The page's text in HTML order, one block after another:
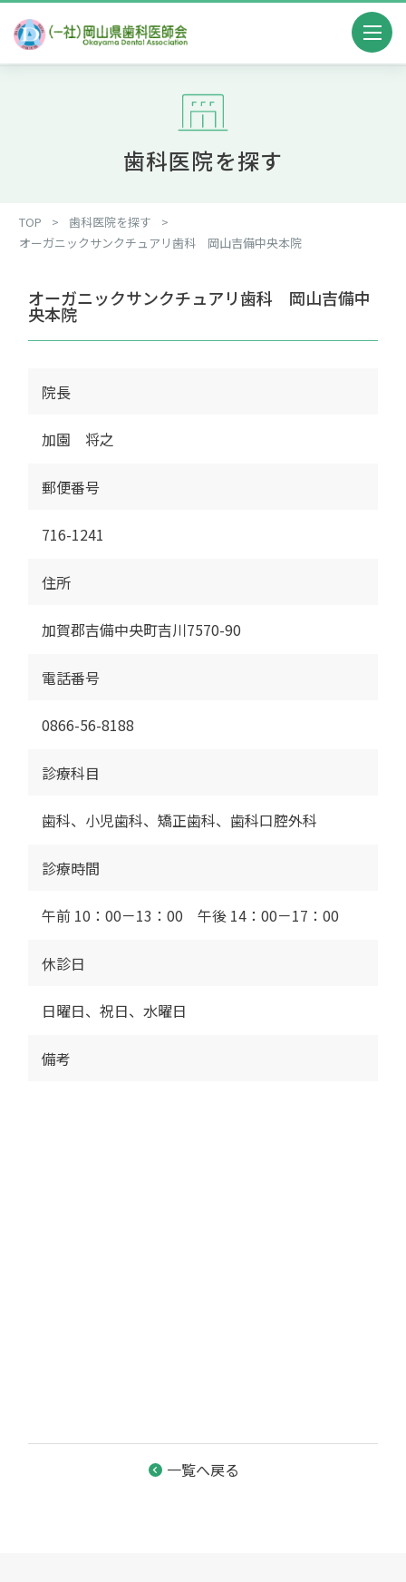
歯科医院を探す
TOP > 歯科医院を探す
>
オーガニックサンクチュアリ歯科 岡山吉備中央本院
オーガニックサンクチュアリ歯科 岡山吉備中
央本院
院長
加園 将之
郵便番号
716-1241
住所
加賀郡吉備中央町吉川7570-90
電話番号
0866-56-8188
診療科目
歯科、小児歯科、矯正歯科、歯科口腔外科
診療時間
午前 10：00－13：00 午後 14：00－17：00
休診日
日曜日、祝日、水曜日
備考
一覧へ戻る